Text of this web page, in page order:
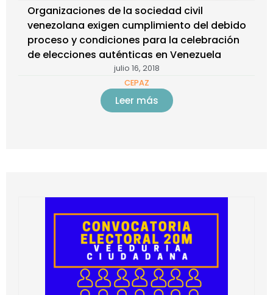
Organizaciones de la sociedad civil
venezolana exigen cumplimiento del debido
proceso y condiciones para la celebración
de elecciones auténticas en Venezuela
julio 16, 2018
CEPAZ
Leer más